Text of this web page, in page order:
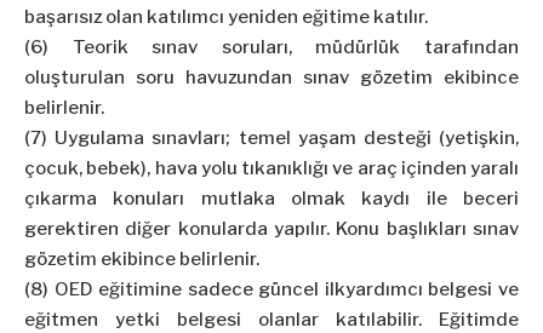
başarısız olan katılımcı yeniden eğitime katılır.
(6) Teorik sınav soruları, müdürlük tarafından
oluşturulan soru havuzundan sınav gözetim ekibince
belirlenir.
(7) Uygulama sınavları; temel yaşam desteği (yetişkin,
çocuk, bebek), hava yolu tıkanıklığı ve araç içinden yaralı
çıkarma konuları mutlaka olmak kaydı ile beceri
gerektiren diğer konularda yapılır. Konu başlıkları sınav
gözetim ekibince belirlenir.
(8) OED eğitimine sadece güncel ilkyardımcı belgesi ve
eğitmen yetki belgesi olanlar katılabilir. Eğitimde